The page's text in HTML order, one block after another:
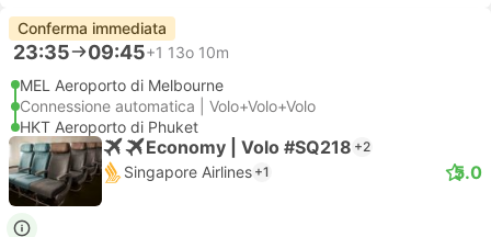
Conferma immediata
23:35 09:45+1 13o 10m
MEL Aeroporto di Melbourne
Connessione automatica | Volo+Volo+Volo
HKT Aeroporto di Phuket
Economy | Volo #SQ218 +2
Singapore Airlines +1 5.0